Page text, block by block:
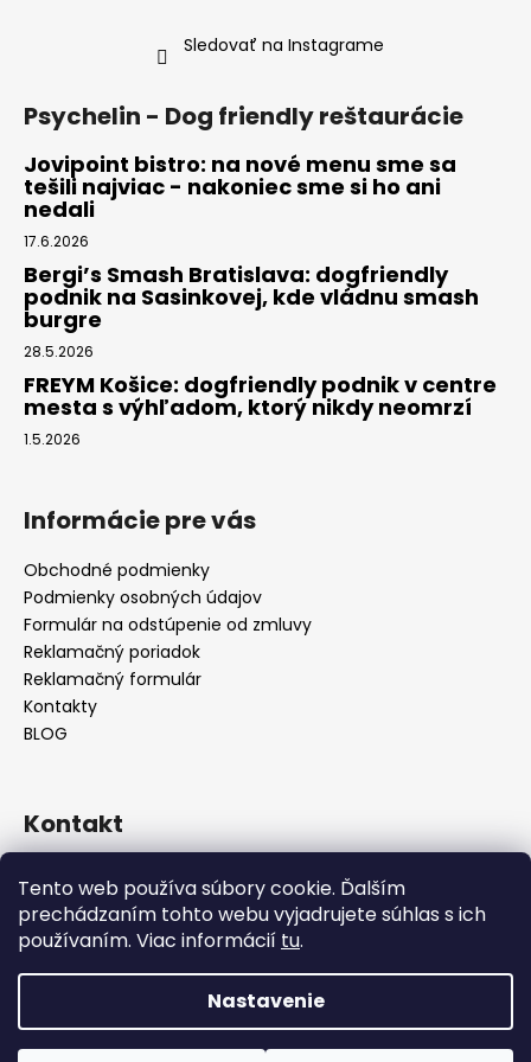
Tento web používa súbory cookie. Ďalším
prechádzaním tohto webu vyjadrujete súhlas s ich
používaním. Viac informácií tu.
Nastavenie
Sledovať na Instagrame
Psychelin - Dog friendly reštaurácie
Jovipoint bistro: na nové menu sme sa
tešili najviac - nakoniec sme si ho ani
nedali
17.6.2026
Bergi’s Smash Bratislava: dogfriendly
podnik na Sasinkovej, kde vládnu smash
burgre
28.5.2026
FREYM Košice: dogfriendly podnik v centre
mesta s výhľadom, ktorý nikdy neomrzí
1.5.2026
Informácie pre vás
Obchodné podmienky
Podmienky osobných údajov
Formulár na odstúpenie od zmluvy
Reklamačný poriadok
Reklamačný formulár
Kontakty
BLOG
Kontakt
Lilos na Facebooku
lilos.sk
LiLos_sk
@lilos.sk